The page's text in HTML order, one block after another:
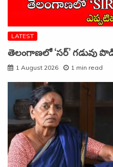
LATEST
తెలంగాణలో ‘సర్’ గడువు
1 August 2026 1 min read